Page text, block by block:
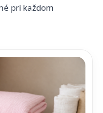
pri každom